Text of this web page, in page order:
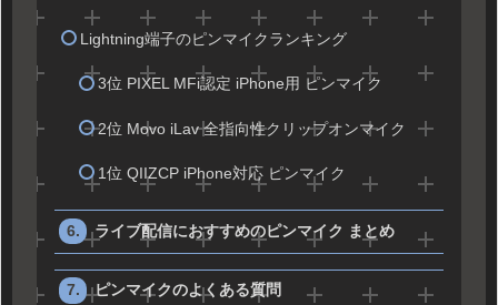
Lightning端子のピンマイクランキング
3位 PIXEL MFi認定 iPhone用 ピンマイク
2位 Movo iLav 全指向性クリップオンマイク
1位 QIIZCP iPhone対応 ピンマイク
ライブ配信におすすめのピンマイク まとめ
ピンマイクのよくある質問